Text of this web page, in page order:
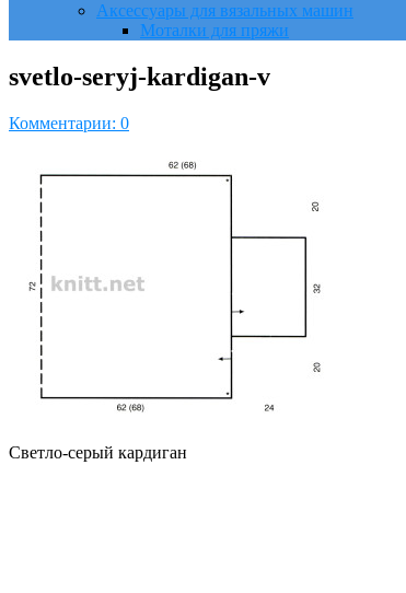
Аксессуары для вязальных машин
Моталки для пряжи
svetlo-seryj-kardigan-v
Комментарии: 0
Светло-серый кардиган